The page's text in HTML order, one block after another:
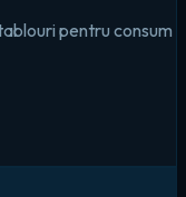
pentru consum